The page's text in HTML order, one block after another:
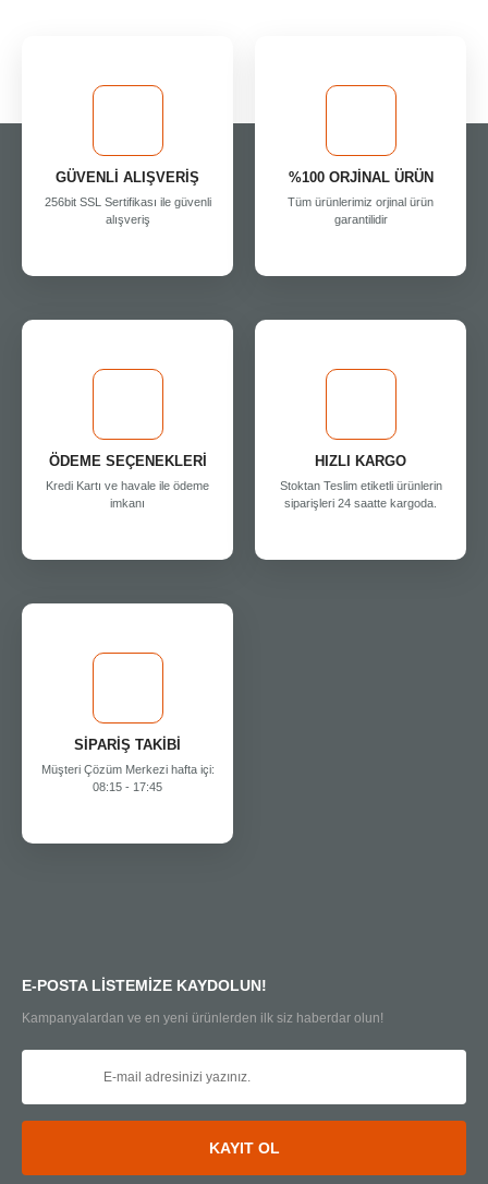
GÜVENLİ ALIŞVERİŞ
256bit SSL Sertifikası ile güvenli
alışveriş
%100 ORJİNAL ÜRÜN
Tüm ürünlerimiz orjinal ürün
garantilidir
ÖDEME SEÇENEKLERİ
Kredi Kartı ve havale ile ödeme
imkanı
HIZLI KARGO
Stoktan Teslim etiketli ürünlerin
siparişleri 24 saatte kargoda.
SİPARİŞ TAKİBİ
Müşteri Çözüm Merkezi hafta içi:
08:15 - 17:45
E-POSTA LİSTEMİZE KAYDOLUN!
Kampanyalardan ve en yeni ürünlerden ilk siz haberdar olun!
KAYIT OL